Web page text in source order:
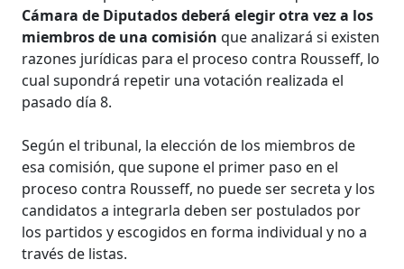
Cámara de Diputados deberá elegir otra vez a los
miembros de una comisiónque analizará si existen
razones jurídicas para el proceso contra Rousseff, lo
cual supondrá repetir una votación realizada el
pasado día 8.
Según el tribunal, la elección de los miembros de
esa comisión, que supone el primer paso en el
proceso contra Rousseff, no puede ser secreta y los
candidatos a integrarla deben ser postulados por
los partidos y escogidos en forma individual y no a
través de listas.